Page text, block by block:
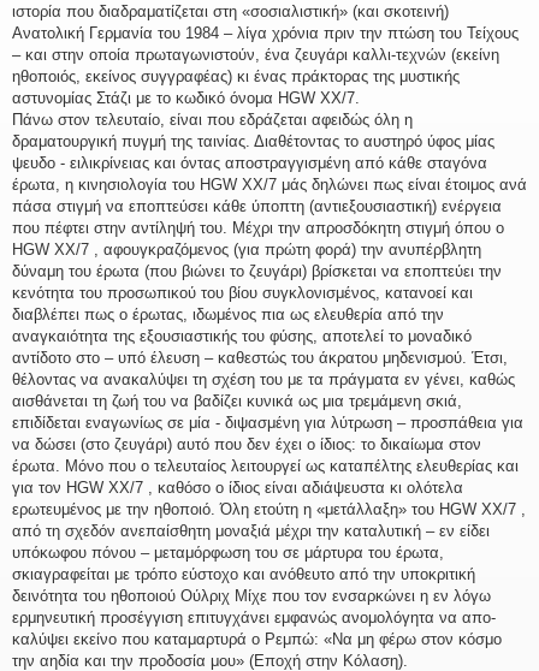
ιστορία που διαδραματίζεται στη «σοσιαλιστική» (και σκοτεινή)
Ανατολική Γερμανία του 1984 – λίγα χρόνια πριν την πτώση του Τείχους
– και στην οποία πρωταγωνιστούν, ένα ζευγάρι καλλι-τεχνών (εκείνη
ηθοποιός, εκείνος συγγραφέας) κι ένας πράκτορας της μυστικής
αστυνομίας Στάζι με το κωδικό όνομα HGW XX/7.
Πάνω στον τελευταίο, είναι που εδράζεται αφειδώς όλη η
δραματουργική πυγμή της ταινίας. Διαθέτοντας το αυστηρό ύφος μίας
ψευδο - ειλικρίνειας και όντας αποστραγγισμένη από κάθε σταγόνα
έρωτα, η κινησιολογία του HGW XX/7 μάς δηλώνει πως είναι έτοιμος ανά
πάσα στιγμή να εποπτεύσει κάθε ύποπτη (αντιεξουσιαστική) ενέργεια
που πέφτει στην αντίληψή του. Μέχρι την απροσδόκητη στιγμή όπου ο
HGW XX/7 , αφουγκραζόμενος (για πρώτη φορά) την ανυπέρβλητη
δύναμη του έρωτα (που βιώνει το ζευγάρι) βρίσκεται να εποπτεύει την
κενότητα του προσωπικού του βίου συγκλονισμένος, κατανοεί και
διαβλέπει πως ο έρωτας, ιδωμένος πια ως ελευθερία από την
αναγκαιότητα της εξουσιαστικής του φύσης, αποτελεί το μοναδικό
αντίδοτο στο – υπό έλευση – καθεστώς του άκρατου μηδενισμού. Έτσι,
θέλοντας να ανακαλύψει τη σχέση του με τα πράγματα εν γένει, καθώς
αισθάνεται τη ζωή του να βαδίζει κυνικά ως μια τρεμάμενη σκιά,
επιδίδεται εναγωνίως σε μία - διψασμένη για λύτρωση – προσπάθεια για
να δώσει (στο ζευγάρι) αυτό που δεν έχει ο ίδιος: το δικαίωμα στον
έρωτα. Μόνο που ο τελευταίος λειτουργεί ως καταπέλτης ελευθερίας και
για τον HGW XX/7 , καθόσο ο ίδιος είναι αδιάψευστα κι ολότελα
ερωτευμένος με την ηθοποιό. Όλη ετούτη η «μετάλλαξη» του HGW XX/7 ,
από τη σχεδόν ανεπαίσθητη μοναξιά μέχρι την καταλυτική – εν είδει
υπόκωφου πόνου – μεταμόρφωση του σε μάρτυρα του έρωτα,
σκιαγραφείται με τρόπο εύστοχο και ανόθευτο από την υποκριτική
δεινότητα του ηθοποιού Ούλριχ Μίχε που τον ενσαρκώνει η εν λόγω
ερμηνευτική προσέγγιση επιτυγχάνει εμφανώς ανομολόγητα να απο-
καλύψει εκείνο που καταμαρτυρά ο Ρεμπώ: «Να μη φέρω στον κόσμο
την αηδία και την προδοσία μου» (Εποχή στην Κόλαση).